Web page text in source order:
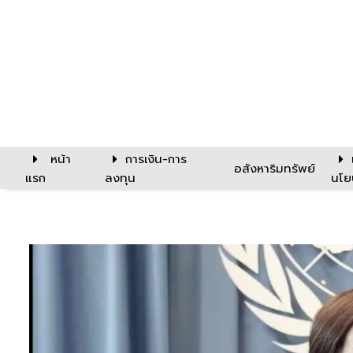
หน้า
แรก
การเงิน-การ
ลงทุน
อสังหาริมทรัพย์
นโ